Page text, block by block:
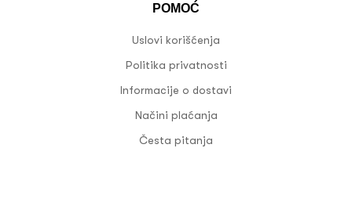
POMOĆ
Uslovi korišćenja
Politika privatnosti
Informacije o dostavi
Načini plaćanja
Česta pitanja